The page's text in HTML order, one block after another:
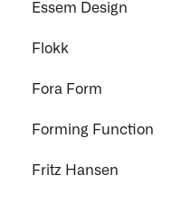
Essem Design
Flokk
Fora Form
Forming Function
Fritz Hansen